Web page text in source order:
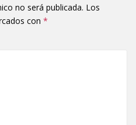
no será publicada. Los
con *